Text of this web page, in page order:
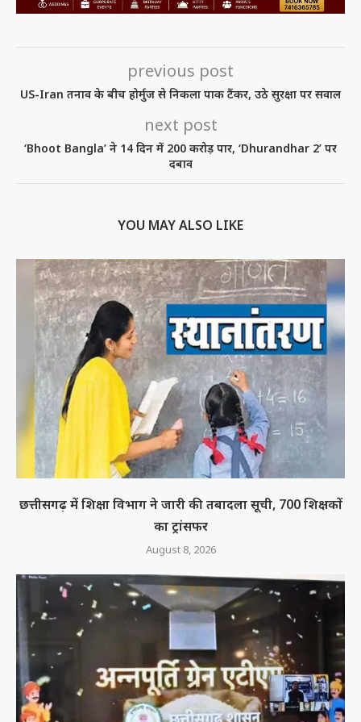
previous post
US-Iran तनाव के बीच होर्मुज से निकला पाक टैंकर, उठे सुरक्षा पर सवाल
next post
‘Bhoot Bangla’ ने 14 दिन में 200 करोड़ पार, ‘Dhurandhar 2’ पर
दबाव
YOU MAY ALSO LIKE
छत्तीसगढ़ में शिक्षा विभाग ने जारी की तबादला सूची, 700 शिक्षकों
का ट्रांसफर
August 8, 2026